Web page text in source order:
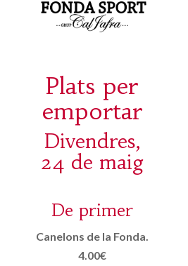
Plats per
emportar
Divendres,
24 de maig
De primer
Canelons de la Fonda.
4.00€